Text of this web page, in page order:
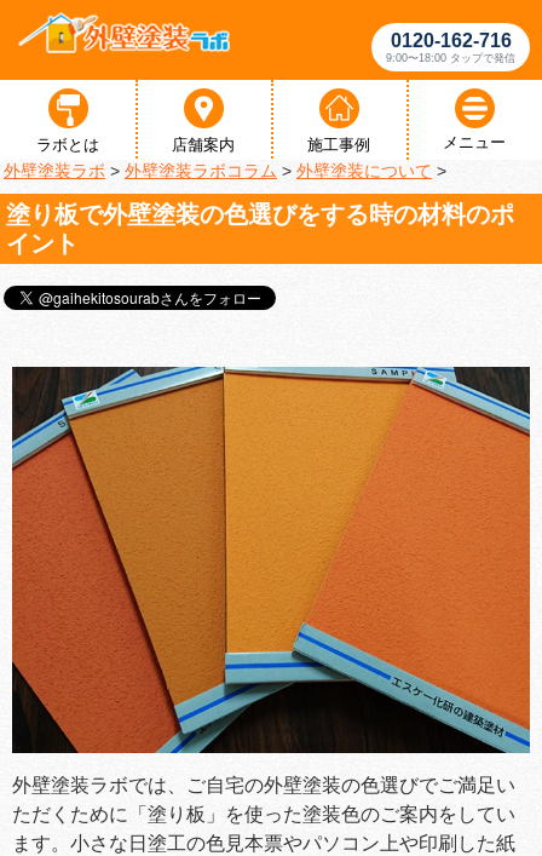
0120-162-716
9:00〜18:00 タップで発信
ラボとは 店舗案内 施工事例 メニュー
外壁塗装ラボ > 外壁塗装ラボコラム > 外壁塗装について >
塗り板で外壁塗装の色選びをする時の材料のポ
イント
外壁塗装ラボでは、ご自宅の外壁塗装の色選びでご満足い
ただくために「塗り板」を使った塗装色のご案内をしてい
ます。小さな日塗工の色見本票やパソコン上や印刷した紙